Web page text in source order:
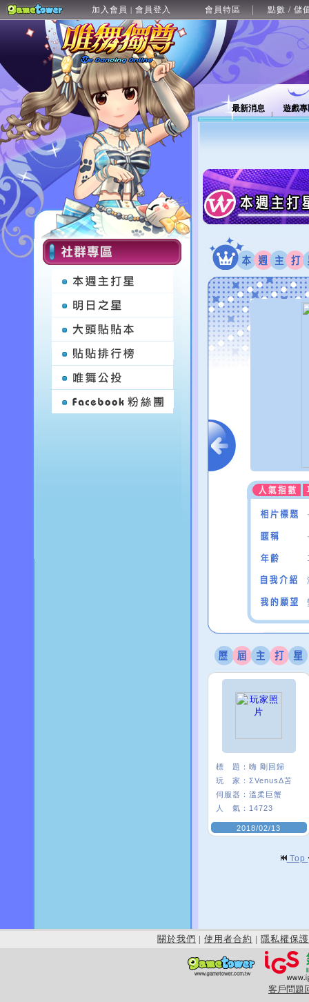
加入會員 | 會員登入 會員特區 點數 / 儲
最新消息 遊戲
標 題： 嗨 剛回歸
玩 家： ΣVenusΔ苫
伺服器： 溫柔巨蟹
人 氣： 14723
2018/02/13
Top
關於我們 | 使用者合約 | 隱私權保護
客戶問題